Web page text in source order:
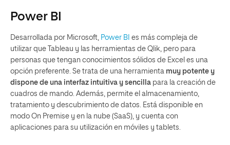
Power BI
Desarrollada por Microsoft, Power BI es más compleja de
utilizar que Tableau y las herramientas de Qlik, pero para
personas que tengan conocimientos sólidos de Excel es una
opción preferente. Se trata de una herramienta muy potente y
dispone de una interfaz intuitiva y sencilla para la creación de
cuadros de mando. Además, permite el almacenamiento,
tratamiento y descubrimiento de datos. Está disponible en
modo On Premise y en la nube (SaaS), y cuenta con
aplicaciones para su utilización en móviles y tablets.